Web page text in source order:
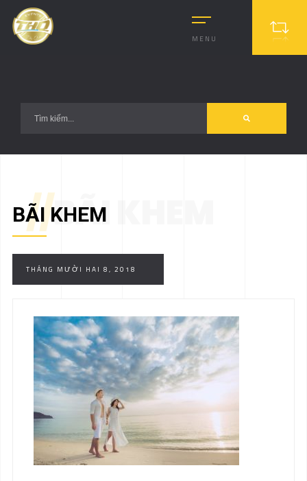
MENU
//BÃI KHEM
BÃI KHEM
THÁNG MƯỜI HAI 8, 2018